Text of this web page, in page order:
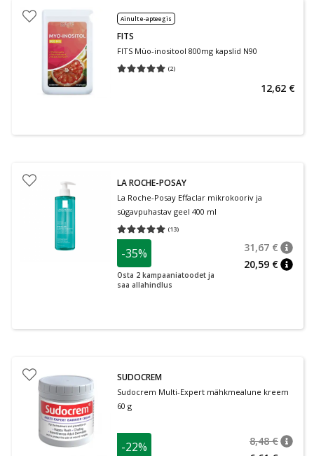
Ainult e-apteegis
FITS
FITS Müo-inositool 800mg kapslid N90
(2)
Keskmine hinnang 5.00
12,62 €
LA ROCHE-POSAY
La Roche-Posay Effaclar mikrokooriv ja
sügavpuhastav geel 400 ml
(13)
Keskmine hinnang 5.00
-35%
Osta 2 kampaaniatoodet ja
saa allahindlus
31,67 €
20,59 €
SUDOCREM
Sudocrem Multi-Expert mähkmealune kreem
60 g
-22% 8,48 €